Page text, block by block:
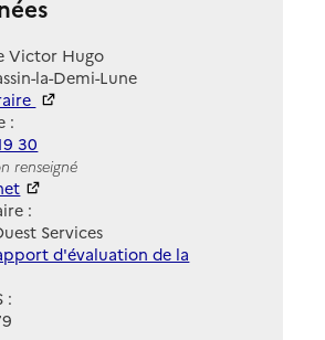
Victor Hugo
la-Demi-Lune
:
30
renseigné
:
Services
d'évaluation de la
: